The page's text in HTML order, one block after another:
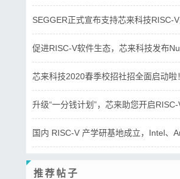
SEGGER正式宣布支持芯来科技RISC-
促进RISC-V软件生态，芯来科技发布
芯来科技2020春季校招社招全面启动啦！
升级“一分钱计划”，芯来助您开启RISC-
国内 RISC-V 产学研基地成立，Intel、
推荐帖子